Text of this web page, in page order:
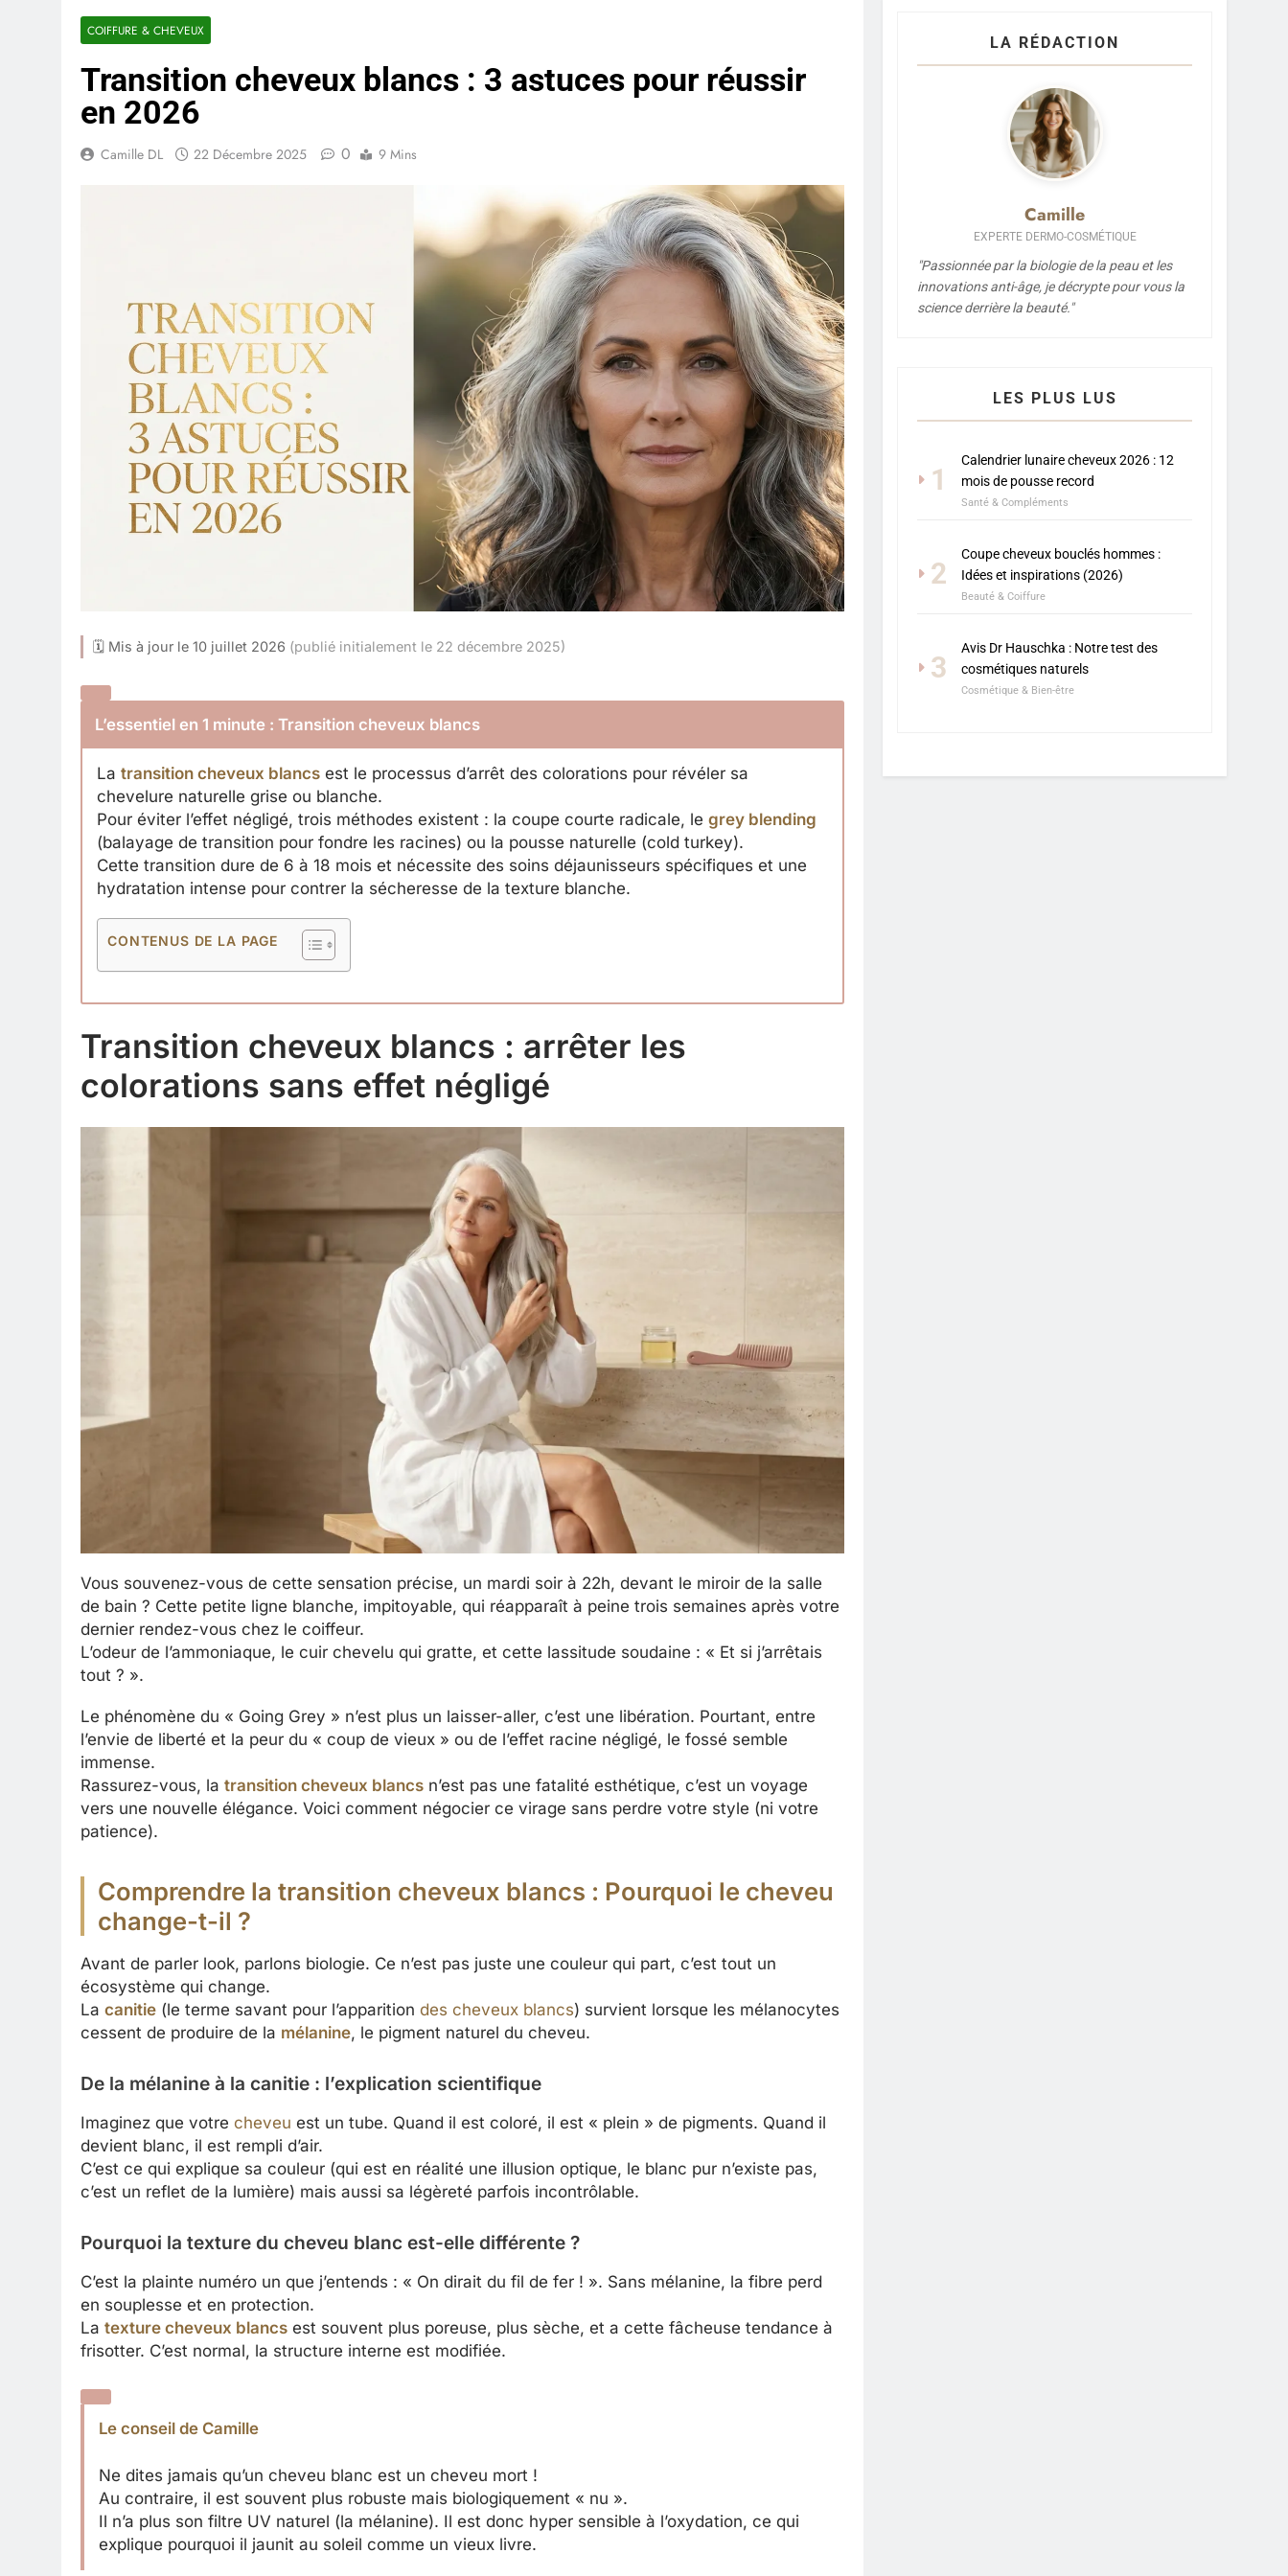
COIFFURE & CHEVEUX
Transition cheveux blancs : 3 astuces pour réussir
en 2026
Camille DL 22 Décembre 2025 0 9 Mins
🗓 Mis à jour le 10 juillet 2026 (publié initialement le 22 décembre 2025)
L’essentiel en 1 minute : Transition cheveux blancs
La transition cheveux blancs est le processus d’arrêt des colorations pour révéler sa
chevelure naturelle grise ou blanche.
Pour éviter l’effet négligé, trois méthodes existent : la coupe courte radicale, le grey blending
(balayage de transition pour fondre les racines) ou la pousse naturelle (cold turkey).
Cette transition dure de 6 à 18 mois et nécessite des soins déjaunisseurs spécifiques et une
hydratation intense pour contrer la sécheresse de la texture blanche.
CONTENUS DE LA PAGE
Transition cheveux blancs : arrêter les
colorations sans effet négligé
Vous souvenez-vous de cette sensation précise, un mardi soir à 22h, devant le miroir de la salle
de bain ? Cette petite ligne blanche, impitoyable, qui réapparaît à peine trois semaines après votre
dernier rendez-vous chez le coiffeur.
L’odeur de l’ammoniaque, le cuir chevelu qui gratte, et cette lassitude soudaine : « Et si j’arrêtais
tout ? ».
Le phénomène du « Going Grey » n’est plus un laisser-aller, c’est une libération. Pourtant, entre
l’envie de liberté et la peur du « coup de vieux » ou de l’effet racine négligé, le fossé semble
immense.
Rassurez-vous, la transition cheveux blancs n’est pas une fatalité esthétique, c’est un voyage
vers une nouvelle élégance. Voici comment négocier ce virage sans perdre votre style (ni votre
patience).
Comprendre la transition cheveux blancs : Pourquoi le cheveu
change-t-il ?
Avant de parler look, parlons biologie. Ce n’est pas juste une couleur qui part, c’est tout un
écosystème qui change.
La canitie (le terme savant pour l’apparition des cheveux blancs) survient lorsque les mélanocytes
cessent de produire de la mélanine, le pigment naturel du cheveu.
De la mélanine à la canitie : l’explication scientifique
Imaginez que votre cheveu est un tube. Quand il est coloré, il est « plein » de pigments. Quand il
devient blanc, il est rempli d’air.
C’est ce qui explique sa couleur (qui est en réalité une illusion optique, le blanc pur n’existe pas,
c’est un reflet de la lumière) mais aussi sa légèreté parfois incontrôlable.
Pourquoi la texture du cheveu blanc est-elle différente ?
C’est la plainte numéro un que j’entends : « On dirait du fil de fer ! ». Sans mélanine, la fibre perd
en souplesse et en protection.
La texture cheveux blancs est souvent plus poreuse, plus sèche, et a cette fâcheuse tendance à
frisotter. C’est normal, la structure interne est modifiée.
Le conseil de Camille
Ne dites jamais qu’un cheveu blanc est un cheveu mort !
Au contraire, il est souvent plus robuste mais biologiquement « nu ».
Il n’a plus son filtre UV naturel (la mélanine). Il est donc hyper sensible à l’oxydation, ce qui
explique pourquoi il jaunit au soleil comme un vieux livre.
LA RÉDACTION
Camille
EXPERTE DERMO-COSMÉTIQUE
"Passionnée par la biologie de la peau et les
innovations anti-âge, je décrypte pour vous la
science derrière la beauté."
LES PLUS LUS
1
Calendrier lunaire cheveux 2026 : 12
mois de pousse record
Santé & Compléments
2
Coupe cheveux bouclés hommes :
Idées et inspirations (2026)
Beauté & Coiffure
3
Avis Dr Hauschka : Notre test des
cosmétiques naturels
Cosmétique & Bien-être